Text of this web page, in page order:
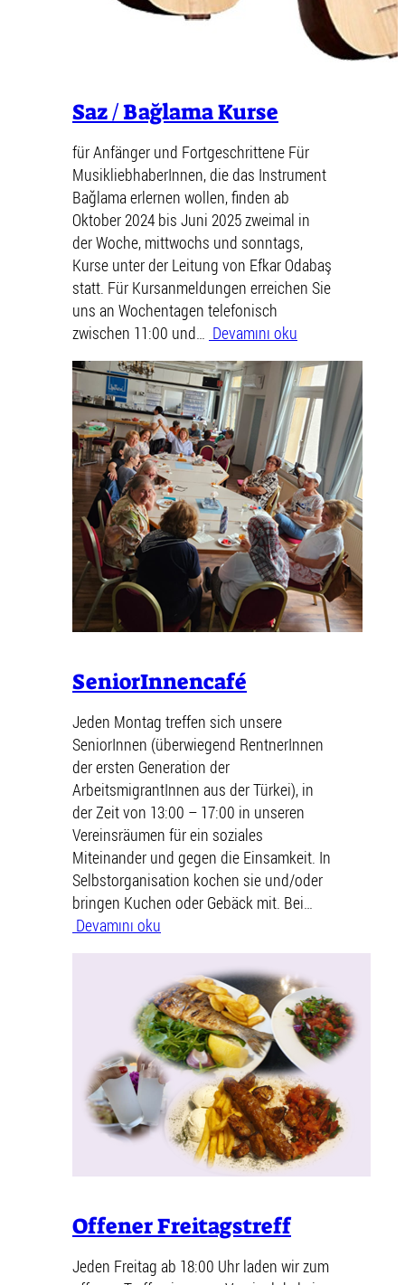
Saz / Bağlama Kurse
für Anfänger und Fortgeschrittene Für
MusikliebhaberInnen, die das Instrument
Bağlama erlernen wollen, finden ab
Oktober 2024 bis Juni 2025 zweimal in
der Woche, mittwochs und sonntags,
Kurse unter der Leitung von Efkar Odabaş
statt. Für Kursanmeldungen erreichen Sie
uns an Wochentagen telefonisch
zwischen 11:00 und… Devamını oku
SeniorInnencafé
Jeden Montag treffen sich unsere
SeniorInnen (überwiegend RentnerInnen
der ersten Generation der
ArbeitsmigrantInnen aus der Türkei), in
der Zeit von 13:00 – 17:00 in unseren
Vereinsräumen für ein soziales
Miteinander und gegen die Einsamkeit. In
Selbstorganisation kochen sie und/oder
bringen Kuchen oder Gebäck mit. Bei…
Devamını oku
Offener Freitagstreff
Jeden Freitag ab 18:00 Uhr laden wir zum